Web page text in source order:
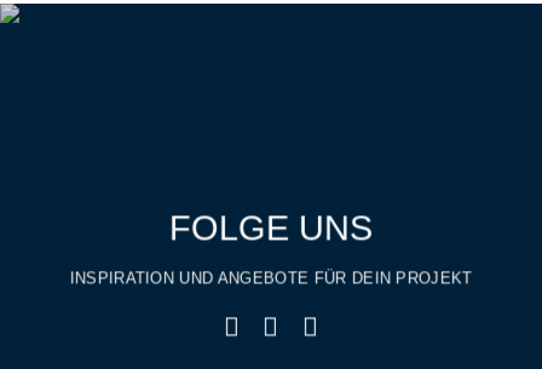
FOLGE UNS
INSPIRATION UND ANGEBOTE FÜR DEIN PROJEKT